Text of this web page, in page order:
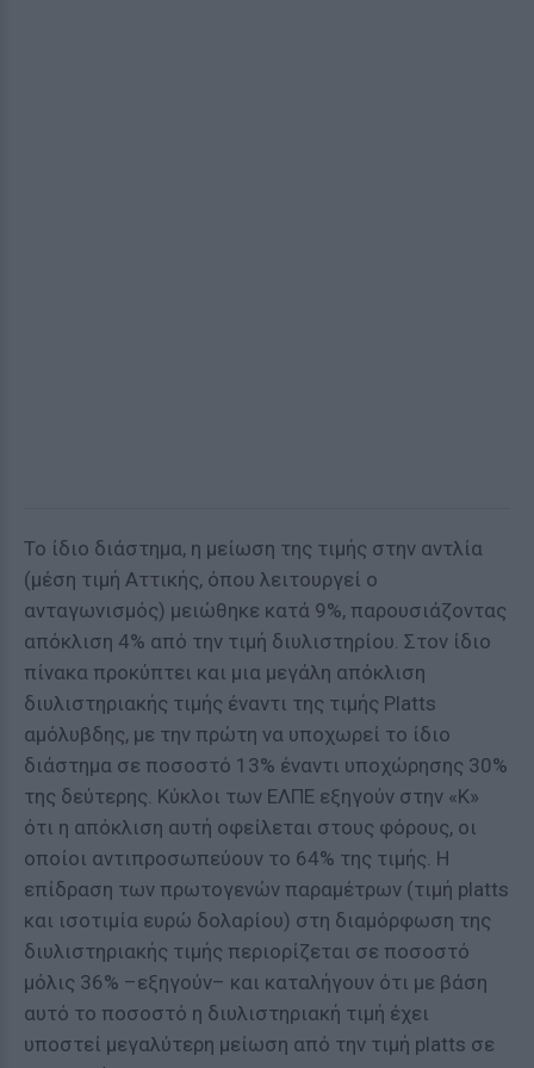
Το ίδιο διάστημα, η μείωση της τιμής στην αντλία
(μέση τιμή Αττικής, όπου λειτουργεί ο
ανταγωνισμός) μειώθηκε κατά 9%, παρουσιάζοντας
απόκλιση 4% από την τιμή διυλιστηρίου. Στον ίδιο
πίνακα προκύπτει και μια μεγάλη απόκλιση
διυλιστηριακής τιμής έναντι της τιμής Platts
αμόλυβδης, με την πρώτη να υποχωρεί το ίδιο
διάστημα σε ποσοστό 13% έναντι υποχώρησης 30%
της δεύτερης. Κύκλοι των ΕΛΠΕ εξηγούν στην «Κ»
ότι η απόκλιση αυτή οφείλεται στους φόρους, οι
οποίοι αντιπροσωπεύουν το 64% της τιμής. Η
επίδραση των πρωτογενών παραμέτρων (τιμή platts
και ισοτιμία ευρώ δολαρίου) στη διαμόρφωση της
διυλιστηριακής τιμής περιορίζεται σε ποσοστό
μόλις 36% –εξηγούν– και καταλήγουν ότι με βάση
αυτό το ποσοστό η διυλιστηριακή τιμή έχει
υποστεί μεγαλύτερη μείωση από την τιμή platts σε